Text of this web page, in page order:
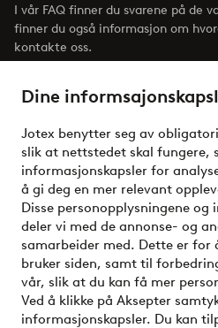
Dine
Jotex benytter seg av
slik at nettstedet skal fungere,
informasjonskapsler for
å gi deg en mer relevant
Disse personopplysningene og
deler vi med de annonse- og
samarbeider med. Dette er for
bruker siden, samt til
vår, slik at du kan få mer
Ved å klikke på Aksepter
informasjonskapsler. Du kan
I vår FAQ finner du svarene på de
finner du også informasjon om
kontakte oss.
Kundeservice
Mine sider
Om Jotex
Våre tjenester
Vilkår